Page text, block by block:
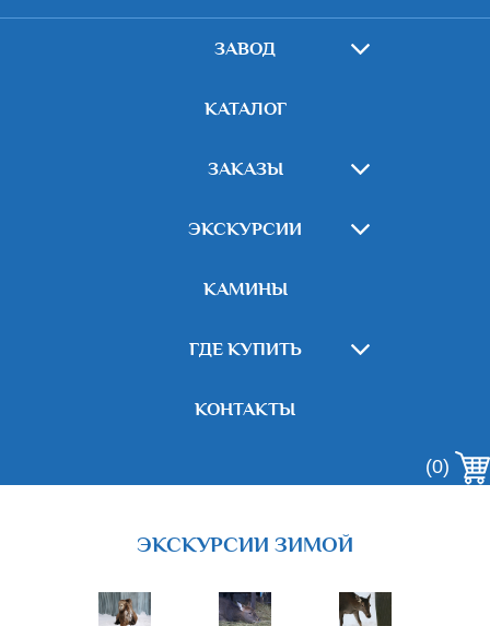
ЗАВОД
КАТАЛОГ
ЗАКАЗЫ
ЭКСКУРСИИ
КАМИНЫ
ГДЕ КУПИТЬ
КОНТАКТЫ
(0)
ЭКСКУРСИИ ЗИМОЙ